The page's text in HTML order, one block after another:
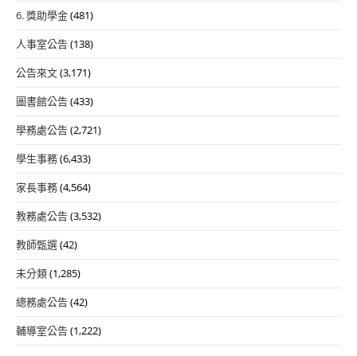
6. 獎助學金(481)
人事室公告(138)
公告來文(3,171)
圖書館公告(433)
學務處公告(2,721)
學生事務(6,433)
家長事務(4,564)
教務處公告(3,532)
教師甄選(42)
未分類(1,285)
總務處公告(42)
輔導室公告(1,222)